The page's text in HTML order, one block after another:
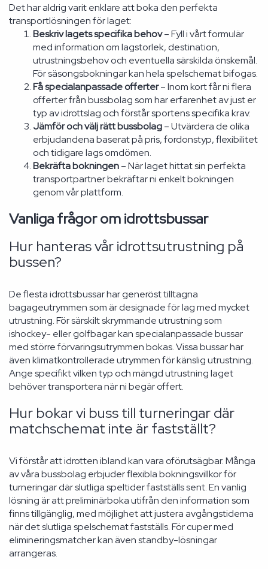
Det har aldrig varit enklare att boka den perfekta
transportlösningen för laget:
Beskriv lagets specifika behov– Fyll i vårt formulär
med information om lagstorlek, destination,
utrustningsbehov och eventuella särskilda önskemål.
För säsongsbokningar kan hela spelschemat bifogas.
Få specialanpassade offerter– Inom kort får ni flera
offerter från bussbolag som har erfarenhet av just er
typ av idrottslag och förstår sportens specifika krav.
Jämför och välj rätt bussbolag– Utvärdera de olika
erbjudandena baserat på pris, fordonstyp, flexibilitet
och tidigare lags omdömen.
Bekräfta bokningen– När laget hittat sin perfekta
transportpartner bekräftar ni enkelt bokningen
genom vår plattform.
Vanliga frågor om idrottsbussar
Hur hanteras vår idrottsutrustning på
bussen?
De flesta idrottsbussar har generöst tilltagna
bagageutrymmen som är designade för lag med mycket
utrustning. För särskilt skrymmande utrustning som
ishockey- eller golfbagar kan specialanpassade bussar
med större förvaringsutrymmen bokas. Vissa bussar har
även klimatkontrollerade utrymmen för känslig utrustning.
Ange specifikt vilken typ och mängd utrustning laget
behöver transportera när ni begär offert.
Hur bokar vi buss till turneringar där
matchschemat inte är fastställt?
Vi förstår att idrotten ibland kan vara oförutsägbar. Många
av våra bussbolag erbjuder flexibla bokningsvillkor för
turneringar där slutliga speltider fastställs sent. En vanlig
lösning är att preliminärboka utifrån den information som
finns tillgänglig, med möjlighet att justera avgångstiderna
när det slutliga spelschemat fastställs. För cuper med
elimineringsmatcher kan även standby-lösningar
arrangeras.